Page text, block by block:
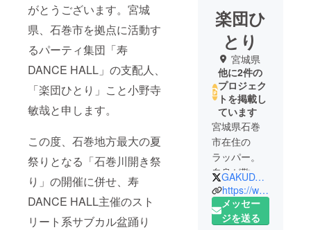
がとうございます。宮城
県、石巻市を拠点に活動す
るパーティ集団「寿
DANCE HALL」の支配人、
「楽団ひとり」こと小野寺
敏哉と申します。
この度、石巻地方最大の夏
祭りとなる「石巻川開き祭
り」の開催に併せ、寿
DANCE HALL主催のスト
リート系サブカル盆踊り
楽団ひ
とり
宮城県
他に2件の
プロジェク
トを掲載し
ています
宮城県石巻
市在住の
ラッパー。
自身が敬愛
するラッ
パーYOU
THE
GAKUDAN_H1TOR1
https://www.facebook.com/kotobukidancehall/
メッセー
ジを送る